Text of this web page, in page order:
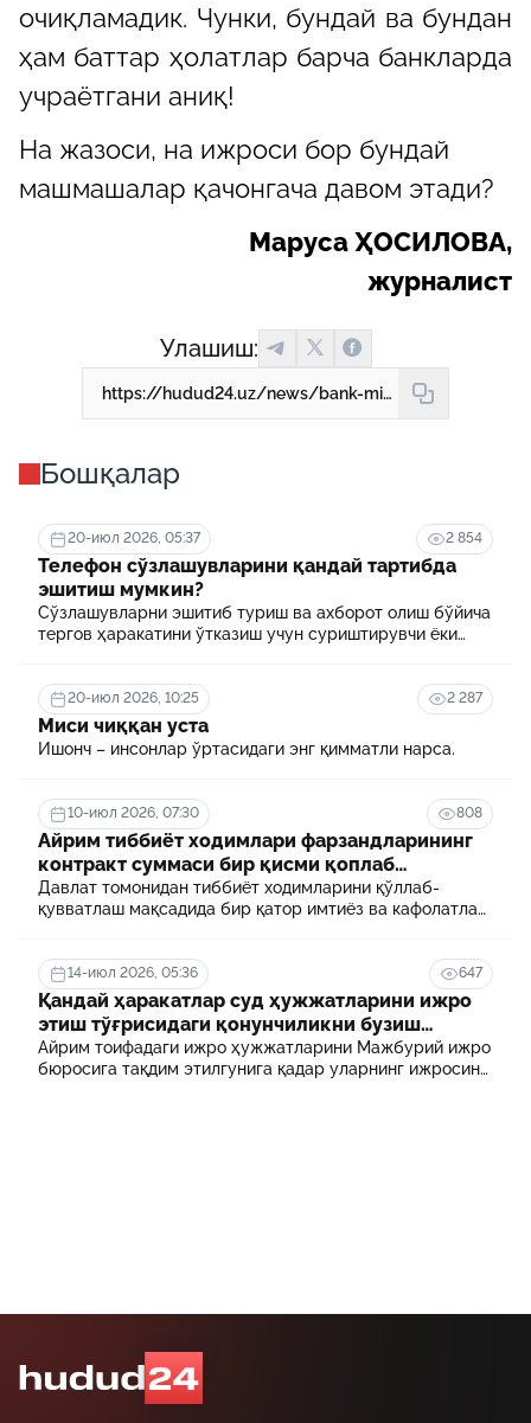
очиқламадик. Чунки, бундай ва бундан
ҳам баттар ҳолатлар барча банкларда
учраётгани аниқ!
На жазоси, на ижроси бор бундай
машмашалар қачонгача давом этади?
Маруса ҲОСИЛОВА,
журналист
Улашиш:
https://hudud24.uz/news/bank-mizhoz-uchun-emasmi
Бошқалар
20-июл 2026, 05:37 2 854
Телефон сўзлашувларини қандай тартибда
эшитиш мумкин?
Сўзлашувларни эшитиб туриш ва ахборот олиш бўйича
тергов ҳаракатини ўтказиш учун суриштирувчи ёки
20-июл 2026, 10:25 2 287
Миси чиққан уста
Ишонч – инсонлар ўртасидаги энг қимматли нарса.
10-июл 2026, 07:30 808
Айрим тиббиёт ходимлари фарзандларининг
контракт суммаси бир қисми қоплаб
берилади
Давлат томонидан тиббиёт ходимларини қўллаб-
қувватлаш мақсадида бир қатор имтиёз ва кафолатлар
муассасасида ўқиш учун тўланадиган контракт
маблағининг бир қисмини қоплаб бериш тартибидир
14-июл 2026, 05:36 647
Қандай ҳаракатлар суд ҳужжатларини ижро
этиш тўғрисидаги қонунчиликни бузиш
ҳисобланади? 5 муҳим факт
Айрим тоифадаги ижро ҳужжатларини Мажбурий ижро
бюросига тақдим этилгунига қадар уларнинг ижросини